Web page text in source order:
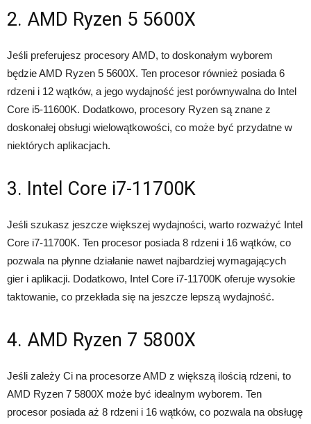
2. AMD Ryzen 5 5600X
Jeśli preferujesz procesory AMD, to doskonałym wyborem
będzie AMD Ryzen 5 5600X. Ten procesor również posiada 6
rdzeni i 12 wątków, a jego wydajność jest porównywalna do Intel
Core i5-11600K. Dodatkowo, procesory Ryzen są znane z
doskonałej obsługi wielowątkowości, co może być przydatne w
niektórych aplikacjach.
3. Intel Core i7-11700K
Jeśli szukasz jeszcze większej wydajności, warto rozważyć Intel
Core i7-11700K. Ten procesor posiada 8 rdzeni i 16 wątków, co
pozwala na płynne działanie nawet najbardziej wymagających
gier i aplikacji. Dodatkowo, Intel Core i7-11700K oferuje wysokie
taktowanie, co przekłada się na jeszcze lepszą wydajność.
4. AMD Ryzen 7 5800X
Jeśli zależy Ci na procesorze AMD z większą ilością rdzeni, to
AMD Ryzen 7 5800X może być idealnym wyborem. Ten
procesor posiada aż 8 rdzeni i 16 wątków, co pozwala na obsługę